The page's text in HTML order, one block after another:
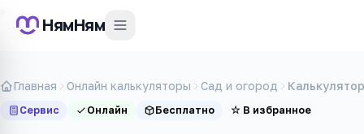
НямНям
Главная Онлайн калькуляторы Сад и огород
Сервис Онлайн Бесплатно ☆ В избранное